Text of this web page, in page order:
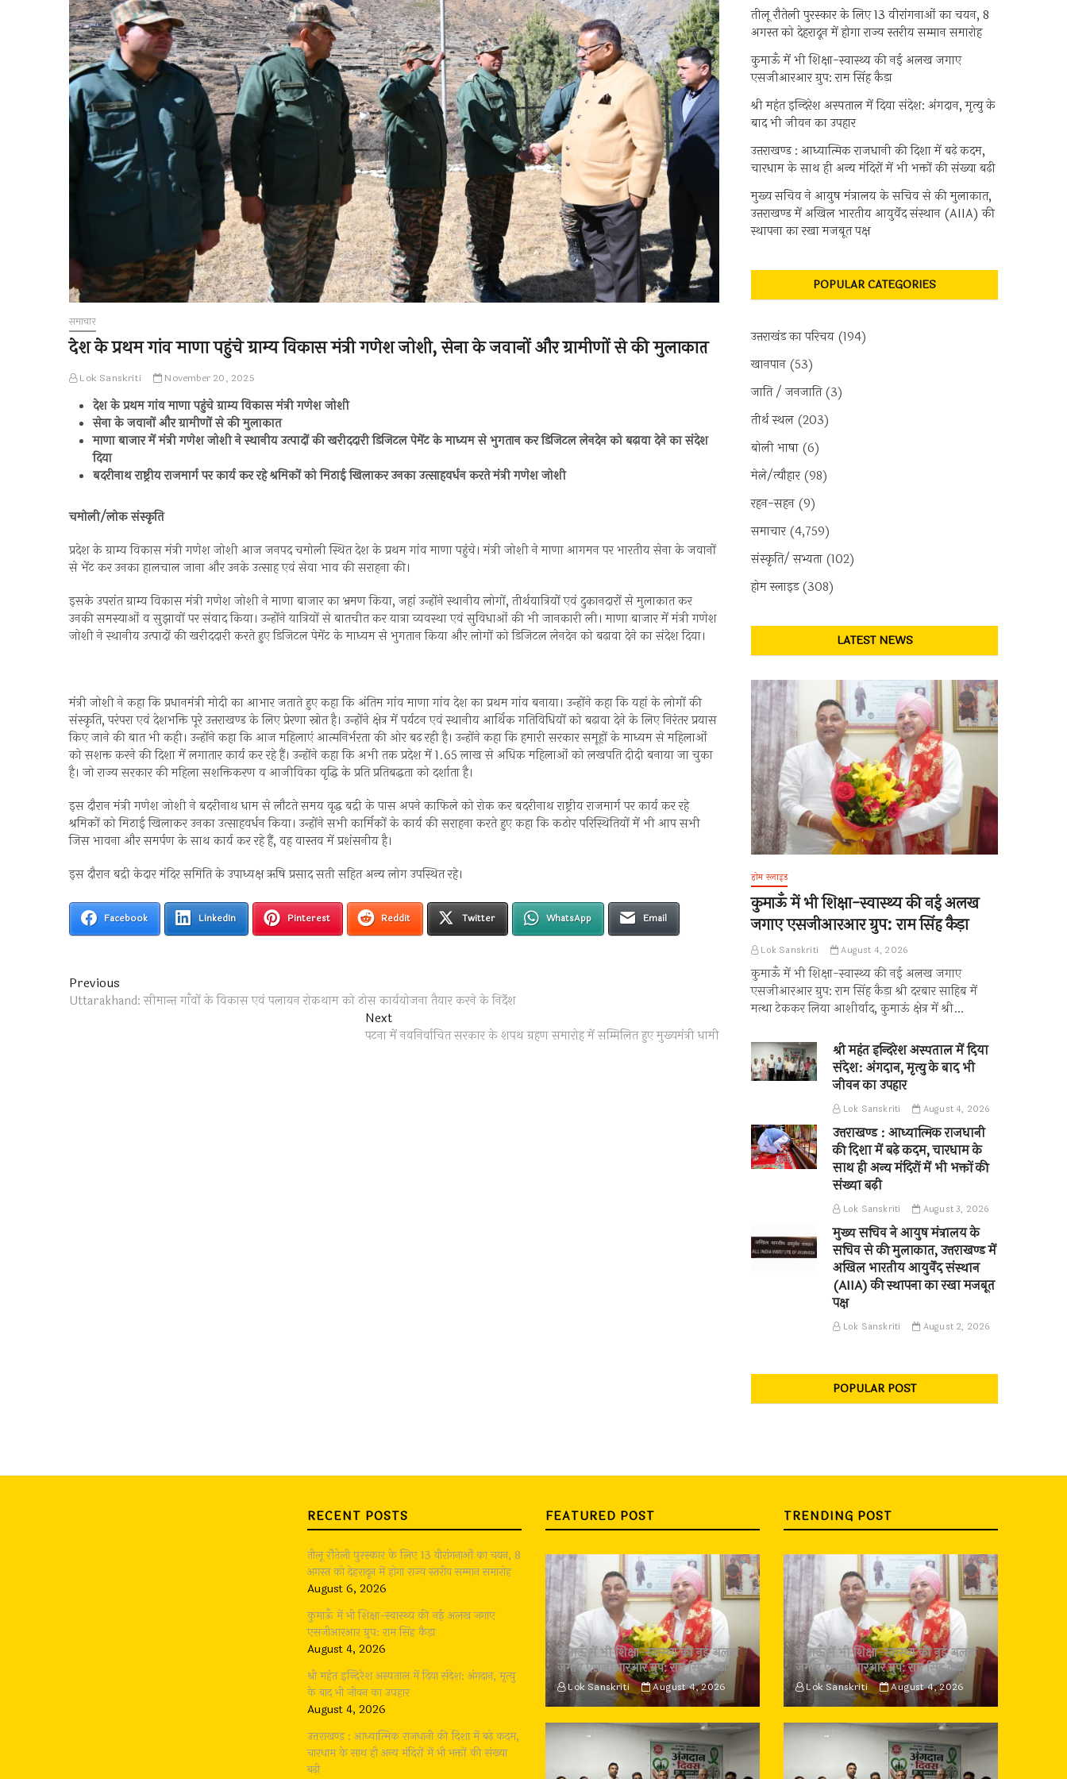
समाचार
देश के प्रथम गांव माणा पहुंचे ग्राम्य विकास मंत्री गणेश जोशी, सेना के जवानों और ग्रामीणों से की मुलाकात
Lok Sanskriti November 20, 2025
देश के प्रथम गांव माणा पहुंचे ग्राम्य विकास मंत्री गणेश जोशी
सेना के जवानों और ग्रामीणों से की मुलाकात
माणा बाजार में मंत्री गणेश जोशी ने स्थानीय उत्पादों की खरीददारी डिजिटल पेमेंट के माध्यम से भुगतान कर डिजिटल लेनदेन को बढ़ावा देने का संदेश
दिया
बदरीनाथ राष्ट्रीय राजमार्ग पर कार्य कर रहे श्रमिकों को मिठाई खिलाकर उनका उत्साहवर्धन करते मंत्री गणेश जोशी
चमोली/लोक संस्कृति
प्रदेश के ग्राम्य विकास मंत्री गणेश जोशी आज जनपद चमोली स्थित देश के प्रथम गांव माणा पहुंचे। मंत्री जोशी ने माणा आगमन पर भारतीय सेना के जवानों
से भेंट कर उनका हालचाल जाना और उनके उत्साह एवं सेवा भाव की सराहना की।
इसके उपरांत ग्राम्य विकास मंत्री गणेश जोशी ने माणा बाजार का भ्रमण किया, जहां उन्होंने स्थानीय लोगों, तीर्थयात्रियों एवं दुकानदारों से मुलाकात कर
उनकी समस्याओं व सुझावों पर संवाद किया। उन्होंने यात्रियों से बातचीत कर यात्रा व्यवस्था एवं सुविधाओं की भी जानकारी ली। माणा बाजार में मंत्री गणेश
जोशी ने स्थानीय उत्पादों की खरीददारी करते हुए डिजिटल पेमेंट के माध्यम से भुगतान किया और लोगों को डिजिटल लेनदेन को बढ़ावा देने का संदेश दिया।
मंत्री जोशी ने कहा कि प्रधानमंत्री मोदी का आभार जताते हुए कहा कि अंतिम गांव माणा गांव देश का प्रथम गांव बनाया। उन्होंने कहा कि यहां के लोगों की
संस्कृति, परंपरा एवं देशभक्ति पूरे उत्तराखण्ड के लिए प्रेरणा स्रोत है। उन्होंने क्षेत्र में पर्यटन एवं स्थानीय आर्थिक गतिविधियों को बढ़ावा देने के लिए निरंतर प्रयास
किए जाने की बात भी कही। उन्होंने कहा कि आज महिलाएं आत्मनिर्भरता की ओर बढ़ रही है। उन्होंने कहा कि हमारी सरकार समूहों के माध्यम से महिलाओं
को सशक्त करने की दिशा में लगातार कार्य कर रहे हैं। उन्होंने कहा कि अभी तक प्रदेश में 1.65 लाख से अधिक महिलाओं को लखपति दीदी बनाया जा चुका
है। जो राज्य सरकार की महिला सशक्तिकरण व आजीविका वृद्धि के प्रति प्रतिबद्धता को दर्शाता है।
इस दौरान मंत्री गणेश जोशी ने बदरीनाथ धाम से लौटते समय वृद्ध बद्री के पास अपने काफिले को रोक कर बदरीनाथ राष्ट्रीय राजमार्ग पर कार्य कर रहे
श्रमिकों को मिठाई खिलाकर उनका उत्साहवर्धन किया। उन्होंने सभी कार्मिकों के कार्य की सराहना करते हुए कहा कि कठोर परिस्थितियों में भी आप सभी
जिस भावना और समर्पण के साथ कार्य कर रहे हैं, वह वास्तव में प्रशंसनीय है।
इस दौरान बद्री केदार मंदिर समिति के उपाध्यक्ष ऋषि प्रसाद सती सहित अन्य लोग उपस्थित रहे।
Facebook LinkedIn Pinterest Reddit Twitter WhatsApp Email
Post
navigation
Previous
post:
Uttarakhand: सीमान्त गाँवों के विकास एवं पलायन रोकथाम को ठोस कार्ययोजना तैयार करने के निर्देश
NextNext
post:
पटना में नवनिर्वाचित सरकार के शपथ ग्रहण समारोह में सम्मिलित हुए मुख्यमंत्री धामी
तीलू रौतेली पुरस्कार के लिए 13 वीरांगनाओं का चयन, 8
अगस्त को देहरादून में होगा राज्य स्तरीय सम्मान समारोह
कुमाऊँ में भी शिक्षा-स्वास्थ्य की नई अलख जगाए
एसजीआरआर ग्रुप: राम सिंह कैड़ा
श्री महंत इन्दिरेश अस्पताल में दिया संदेश: अंगदान, मृत्यु के
बाद भी जीवन का उपहार
उत्तराखण्ड : आध्यात्मिक राजधानी की दिशा में बढ़े कदम,
चारधाम के साथ ही अन्य मंदिरों में भी भक्तों की संख्या बढ़ी
मुख्य सचिव ने आयुष मंत्रालय के सचिव से की मुलाकात,
उत्तराखण्ड में अखिल भारतीय आयुर्वेद संस्थान (AIIA) की
स्थापना का रखा मजबूत पक्ष
POPULAR CATEGORIES
उत्तराखंड का परिचय (194)
खानपान (53)
जाति / जनजाति(3)
तीर्थ स्थल (203)
बोली भाषा (6)
मेले/त्यौहार(98)
रहन-सहन (9)
समाचार(4,759)
संस्कृति/ सभ्यता (102)
होम स्लाइड(308)
LATEST NEWS
होम स्लाइड
कुमाऊँ में भी शिक्षा-स्वास्थ्य की नई अलख
जगाए एसजीआरआर ग्रुप: राम सिंह कैड़ा
Lok Sanskriti August 4, 2026
कुमाऊँ में भी शिक्षा-स्वास्थ्य की नई अलख जगाए
एसजीआरआर ग्रुप: राम सिंह कैड़ा श्री दरबार साहिब में
मत्था टेककर लिया आशीर्वाद, कुमाऊं क्षेत्र में श्री…
श्री महंत इन्दिरेश अस्पताल में दिया
संदेश: अंगदान, मृत्यु के बाद भी
जीवन का उपहार
Lok Sanskriti August 4, 2026
उत्तराखण्ड : आध्यात्मिक राजधानी
की दिशा में बढ़े कदम, चारधाम के
साथ ही अन्य मंदिरों में भी भक्तों की
संख्या बढ़ी
Lok Sanskriti August 3, 2026
मुख्य सचिव ने आयुष मंत्रालय के
सचिव से की मुलाकात, उत्तराखण्ड में
अखिल भारतीय आयुर्वेद संस्थान
(AIIA) की स्थापना का रखा मजबूत
पक्ष
Lok Sanskriti August 2, 2026
POPULAR POST
RECENT POSTS
तीलू रौतेली पुरस्कार के लिए 13 वीरांगनाओं का चयन, 8
अगस्त को देहरादून में होगा राज्य स्तरीय सम्मान समारोह
August 6, 2026
कुमाऊँ में भी शिक्षा-स्वास्थ्य की नई अलख जगाए
एसजीआरआर ग्रुप: राम सिंह कैड़ा
August 4, 2026
श्री महंत इन्दिरेश अस्पताल में दिया संदेश: अंगदान, मृत्यु
के बाद भी जीवन का उपहार
August 4, 2026
उत्तराखण्ड : आध्यात्मिक राजधानी की दिशा में बढ़े कदम,
चारधाम के साथ ही अन्य मंदिरों में भी भक्तों की संख्या
बढ़ी
FEATURED POST
कुमाऊँ में भी शिक्षा-स्वास्थ्य की नई अलख
जगाए एसजीआरआर ग्रुप: राम सिंह कैड़ा
Lok Sanskriti August 4, 2026
TRENDING POST
कुमाऊँ में भी शिक्षा-स्वास्थ्य की नई अलख
जगाए एसजीआरआर ग्रुप: राम सिंह कैड़ा
Lok Sanskriti August 4, 2026